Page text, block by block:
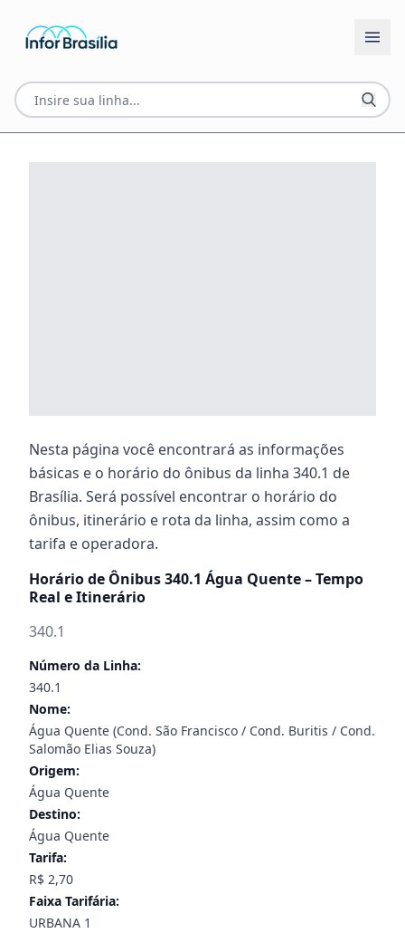
Nesta página você encontrará as informações
básicas e o horário do ônibus da linha 340.1 de
Brasília. Será possível encontrar o horário do
ônibus, itinerário e rota da linha, assim como a
tarifa e operadora.
Horário de Ônibus 340.1 Água Quente – Tempo
Real e Itinerário
340.1
Número da Linha:
340.1
Nome:
Água Quente (Cond. São Francisco / Cond. Buritis / Cond.
Salomão Elias Souza)
Origem:
Água Quente
Destino:
Água Quente
Tarifa:
R$ 2,70
Faixa Tarifária:
URBANA 1